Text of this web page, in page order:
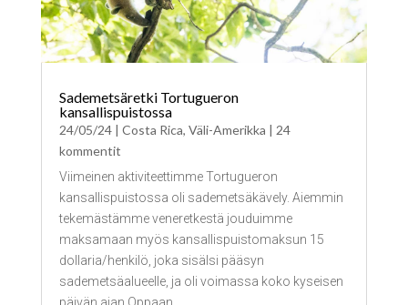
Sademetsäretki Tortugueron
kansallispuistossa
24/05/24| Costa Rica, Väli-Amerikka | 24
kommentit
Viimeinen aktiviteettimme Tortugueron
kansallispuistossa oli sademetsäkävely. Aiemmin
tekemästämme veneretkestä jouduimme
maksamaan myös kansallispuistomaksun 15
dollaria/henkilö, joka sisälsi pääsyn
sademetsäalueelle, ja oli voimassa koko kyseisen